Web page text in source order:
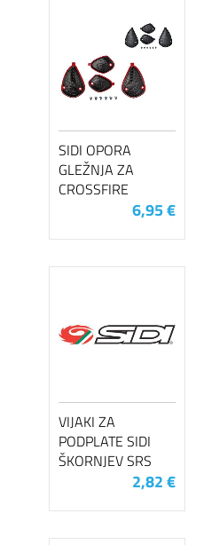
SIDI OPORA
GLEŽNJA ZA
CROSSFIRE
6,95 €
VIJAKI ZA
PODPLATE SIDI
ŠKORNJEV SRS
2,82 €